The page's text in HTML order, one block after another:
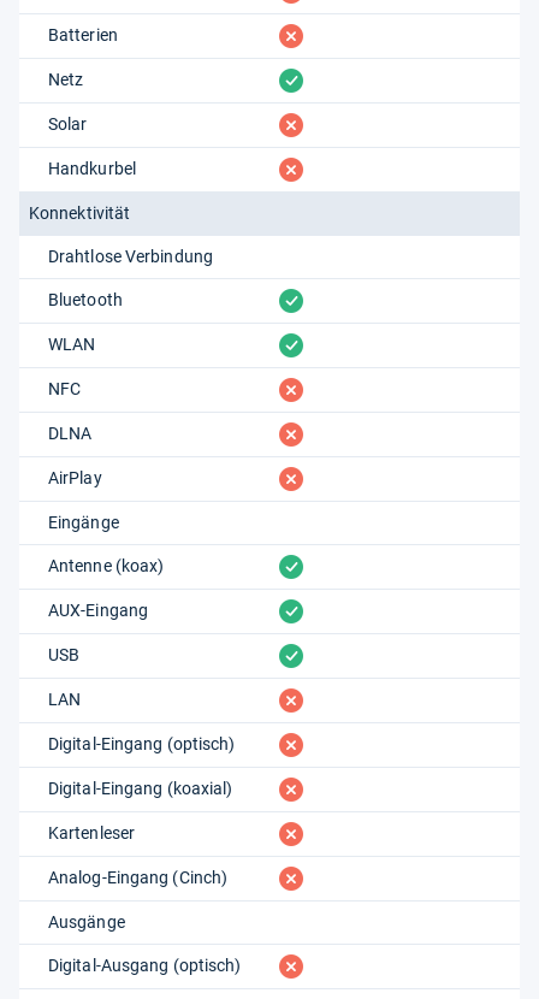
Batterien fehlt
Netz vorhanden
Solar fehlt
Handkurbel fehlt
Konnektivität
Drahtlose Verbindung
Bluetooth vorhanden
WLAN vorhanden
NFC fehlt
DLNA fehlt
AirPlay fehlt
Eingänge
Antenne (koax) vorhanden
AUX-Eingang vorhanden
USB vorhanden
LAN fehlt
Digital-Eingang (optisch) fehlt
Digital-Eingang (koaxial) fehlt
Kartenleser fehlt
Analog-Eingang (Cinch) fehlt
Ausgänge
Digital-Ausgang (optisch)
fehlt